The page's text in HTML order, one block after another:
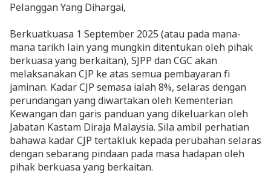
Pelanggan Yang Dihargai,
Berkuatkuasa 1 September 2025 (atau pada mana-
mana tarikh lain yang mungkin ditentukan oleh pihak
berkuasa yang berkaitan), SJPP dan CGC akan
melaksanakan CJP ke atas semua pembayaran fi
jaminan. Kadar CJP semasa ialah 8%, selaras dengan
perundangan yang diwartakan oleh Kementerian
Kewangan dan garis panduan yang dikeluarkan oleh
Jabatan Kastam Diraja Malaysia. Sila ambil perhatian
bahawa kadar CJP tertakluk kepada perubahan selaras
dengan sebarang pindaan pada masa hadapan oleh
pihak berkuasa yang berkaitan.